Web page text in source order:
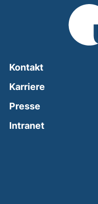
Kontakt
Karriere
Presse
Intranet(external